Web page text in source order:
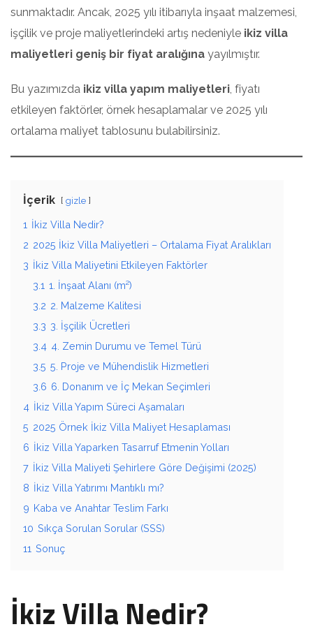
sunmaktadır. Ancak, 2025 yılı itibarıyla inşaat malzemesi,
işçilik ve proje maliyetlerindeki artış nedeniyle ikiz villa
maliyetleri geniş bir fiyat aralığına yayılmıştır.
Bu yazımızda ikiz villa yapım maliyetleri, fiyatı
etkileyen faktörler, örnek hesaplamalar ve 2025 yılı
ortalama maliyet tablosunu bulabilirsiniz.
İçerik gizle
1 İkiz Villa Nedir?
2 2025 İkiz Villa Maliyetleri – Ortalama Fiyat Aralıkları
3 İkiz Villa Maliyetini Etkileyen Faktörler
3.1 1. İnşaat Alanı (m²)
3.2 2. Malzeme Kalitesi
3.3 3. İşçilik Ücretleri
3.4 4. Zemin Durumu ve Temel Türü
3.5 5. Proje ve Mühendislik Hizmetleri
3.6 6. Donanım ve İç Mekan Seçimleri
4 İkiz Villa Yapım Süreci Aşamaları
5 2025 Örnek İkiz Villa Maliyet Hesaplaması
6 İkiz Villa Yaparken Tasarruf Etmenin Yolları
7 İkiz Villa Maliyeti Şehirlere Göre Değişimi (2025)
8 İkiz Villa Yatırımı Mantıklı mı?
9 Kaba ve Anahtar Teslim Farkı
10 Sıkça Sorulan Sorular (SSS)
11 Sonuç
İkiz Villa Nedir?